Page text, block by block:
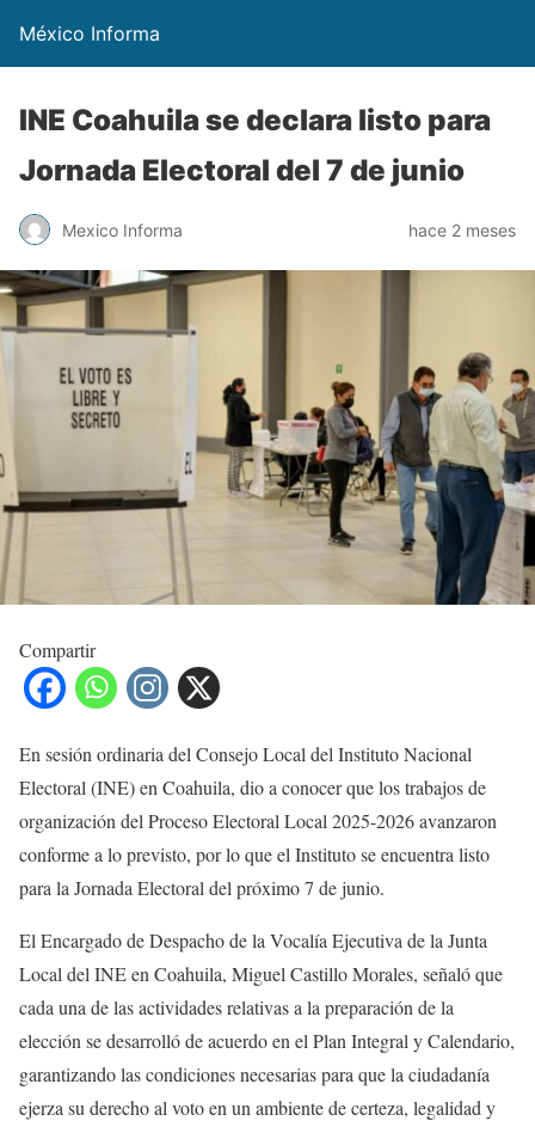
México Informa
INE Coahuila se declara listo para
Jornada Electoral del 7 de junio
Mexico Informa hace 2 meses
Compartir
En sesión ordinaria del Consejo Local del Instituto Nacional
Electoral (INE) en Coahuila, dio a conocer que los trabajos de
organización del Proceso Electoral Local 2025-2026 avanzaron
conforme a lo previsto, por lo que el Instituto se encuentra listo
para la Jornada Electoral del próximo 7 de junio.
El Encargado de Despacho de la Vocalía Ejecutiva de la Junta
Local del INE en Coahuila, Miguel Castillo Morales, señaló que
cada una de las actividades relativas a la preparación de la
elección se desarrolló de acuerdo en el Plan Integral y Calendario,
garantizando las condiciones necesarias para que la ciudadanía
ejerza su derecho al voto en un ambiente de certeza, legalidad y